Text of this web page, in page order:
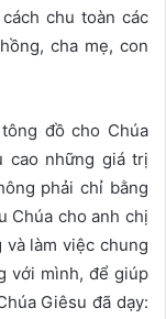
chu toàn các
cha mẹ, con
đồ cho Chúa
cao những giá trị
phải chỉ bằng
Chúa cho anh chị
làm việc chung
với mình, để giúp
Giêsu đã dạy: